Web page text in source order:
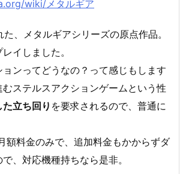
wiki/メタルギア
、メタルギアシリーズの原点作品。
イしました。
ンってどうなの？って感じもします
ステルスアクションゲームという性
立ち回り を要求されるので、普通に
額料金のみで、追加料金もかからずダ
、対応機種持ちなら是非。